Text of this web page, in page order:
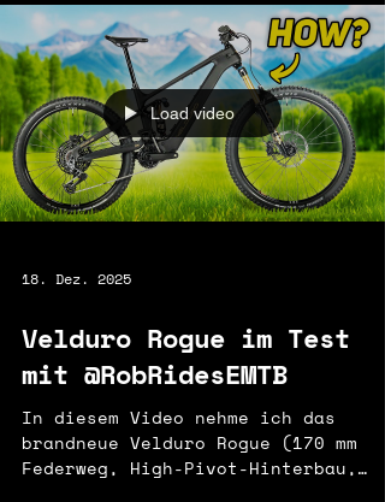
Fahrbericht zum Rogue R
veröffentlicht , und das Feedback
hat uns richtig begeistert. Der
Tester Stéphane Pelletier , ein
1,90 m großer Fahrer, der
normalerweise Rahmengröße L
bevorzugt, empfand die
Kletterposition vom ersten
Pedaltritt an als optimal. Die 485
Load video
18. Dez. 2025
Velduro Rogue im Test
mit @RobRidesEMTB
In diesem Video nehme ich das